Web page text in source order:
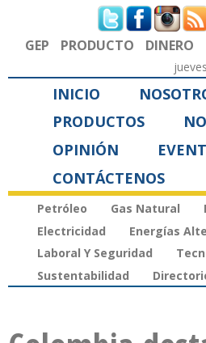
Formulario de
GEP PRODUCTO DINERO
INICIO
PRODUCTOS
OPINIÓN
CONTÁCTENOS
Petróleo Gas Natural
Electricidad
Energías
Laboral Y Seguridad
Sustentabilidad